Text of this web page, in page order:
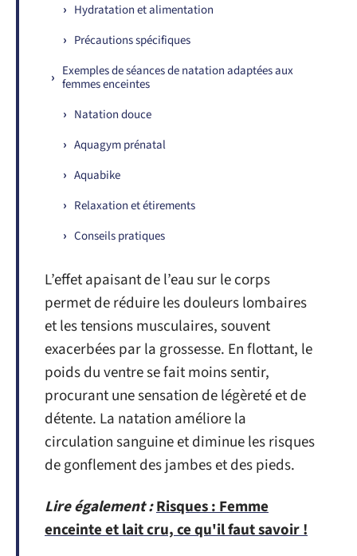
Hydratation et alimentation
Précautions spécifiques
Exemples de séances de natation adaptées aux
femmes enceintes
Natation douce
Aquagym prénatal
Aquabike
Relaxation et étirements
Conseils pratiques
L’effet apaisant de l’eau sur le corps
permet de réduire les douleurs lombaires
et les tensions musculaires, souvent
exacerbées par la grossesse. En flottant, le
poids du ventre se fait moins sentir,
procurant une sensation de légèreté et de
détente. La natation améliore la
circulation sanguine et diminue les risques
de gonflement des jambes et des pieds.
Lire également :Risques : Femme
enceinte et lait cru, ce qu'il faut savoir !